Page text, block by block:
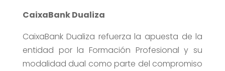
CaixaBank Dualiza
CaixaBank Dualiza refuerza la apuesta de la
entidad por la Formación Profesional y su
modalidad dual como parte del compromiso